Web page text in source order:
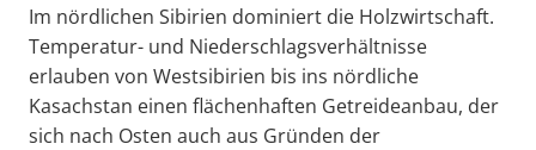
Im nördlichen Sibirien dominiert die Holzwirtschaft.
Temperatur- und Niederschlagsverhältnisse
erlauben von Westsibirien bis ins nördliche
Kasachstan einen flächenhaften Getreideanbau, der
sich nach Osten auch aus Gründen der